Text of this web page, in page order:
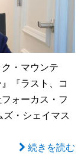
・マウンテ
『ラスト、コ
ォーカス・フ
・シェイマス
続きを読む